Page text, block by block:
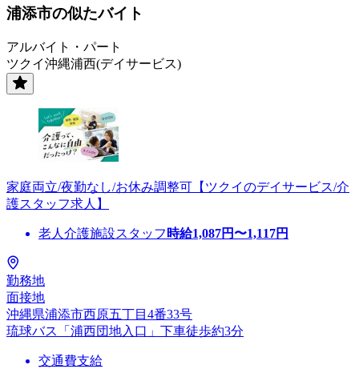
浦添市の似たバイト
アルバイト・パート
ツクイ沖縄浦西(デイサービス)
家庭両立/夜勤なし/お休み調整可【ツクイのデイサービス/介
護スタッフ求人】
老人介護施設スタッフ 時給1,087円〜1,117円
勤務地
面接地
沖縄県浦添市西原五丁目4番33号
琉球バス「浦西団地入口」下車徒歩約3分
交通費支給